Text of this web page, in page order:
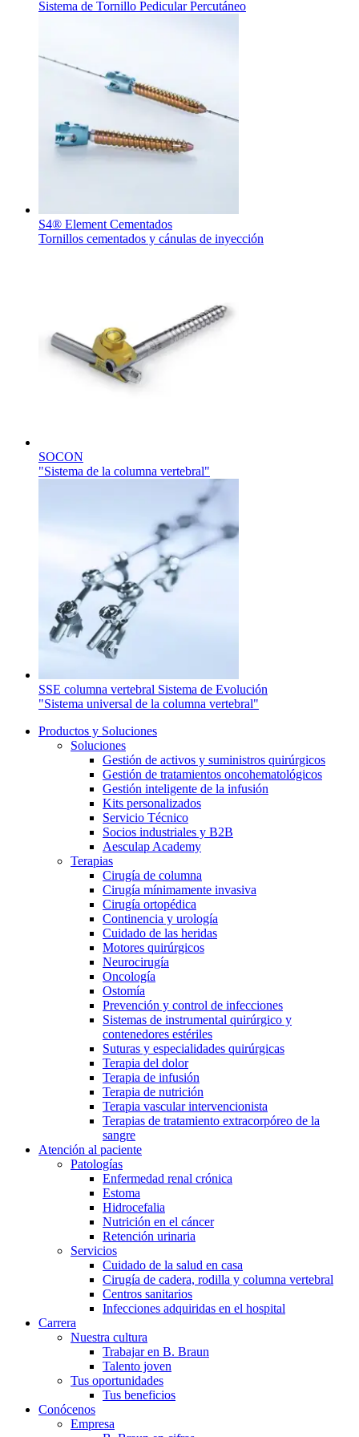
Sistema de Tornillo Pedicular Percutáneo
S4® Element Cementados
Tornillos cementados y cánulas de inyección
SOCON
"Sistema de la columna vertebral"
SSE columna vertebral Sistema de Evolución
"Sistema universal de la columna vertebral"
Productos y Soluciones
Soluciones
Gestión de activos y suministros quirúrgicos
Gestión de tratamientos oncohematológicos
Gestión inteligente de la infusión
Kits personalizados
Servicio Técnico
Socios industriales y B2B
Aesculap Academy
Terapias
Cirugía de columna
Cirugía mínimamente invasiva
Cirugía ortopédica
Continencia y urología
Cuidado de las heridas
Motores quirúrgicos
Neurocirugía
Oncología
Ostomía
Prevención y control de infecciones
Sistemas de instrumental quirúrgico y
contenedores estériles
Suturas y especialidades quirúrgicas
Terapia del dolor
Terapia de infusión
Terapia de nutrición
Terapia vascular intervencionista
Terapias de tratamiento extracorpóreo de la
sangre
Atención al paciente
Patologías
Enfermedad renal crónica
Estoma
Hidrocefalia
Nutrición en el cáncer
Retención urinaria
Servicios
Cuidado de la salud en casa
Cirugía de cadera, rodilla y columna vertebral
Centros sanitarios
Infecciones adquiridas en el hospital
Carrera
Nuestra cultura
Trabajar en B. Braun
Talento joven
Tus oportunidades
Tus beneficios
Conócenos
Empresa